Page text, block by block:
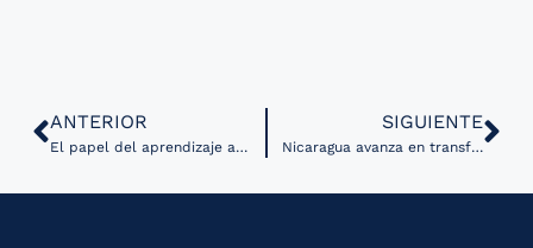
ANTERIOR
El papel del aprendizaje automático en la salud de precisión y la fusión de datos
SIGUIENTE
Nicaragua avanza en transformación digital del sector salud